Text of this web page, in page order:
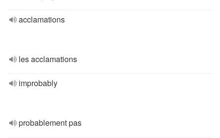
acclamations
les acclamations
improbably
probablement pas